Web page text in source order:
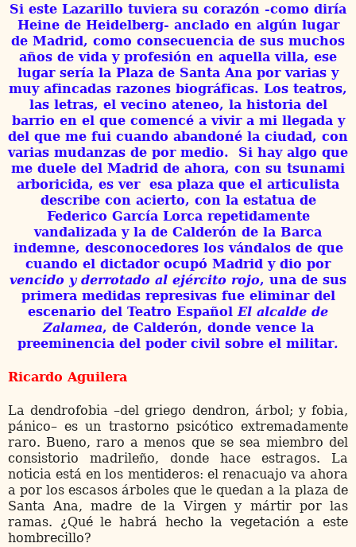
Si este Lazarillo tuviera su corazón -como diría
Heine de Heidelberg- anclado en algún lugar
de Madrid, como consecuencia de sus muchos
años de vida y profesión en aquella villa, ese
lugar sería la Plaza de Santa Ana por varias y
muy afincadas razones biográficas. Los teatros,
las letras, el vecino ateneo, la historia del
barrio en el que comencé a vivir a mi llegada y
del que me fui cuando abandoné la ciudad, con
varias mudanzas de por medio. Si hay algo que
me duele del Madrid de ahora, con su tsunami
arboricida, es ver esa plaza que el articulista
describe con acierto, con la estatua de
Federico García Lorca repetidamente
vandalizada y la de Calderón de la Barca
indemne, desconocedores los vándalos de que
cuando el dictador ocupó Madrid y dio por
vencido y derrotado al ejército rojo, una de sus
primera medidas represivas fue eliminar del
escenario del Teatro Español El alcalde de
Zalamea, de Calderón, donde vence la
preeminencia del poder civil sobre el militar.
Ricardo Aguilera
La dendrofobia –del griego dendron, árbol; y fobia,
pánico– es un trastorno psicótico extremadamente
raro. Bueno, raro a menos que se sea miembro del
consistorio madrileño, donde hace estragos. La
noticia está en los mentideros: el renacuajo va ahora
a por los escasos árboles que le quedan a la plaza de
Santa Ana, madre de la Virgen y mártir por las
ramas. ¿Qué le habrá hecho la vegetación a este
hombrecillo?